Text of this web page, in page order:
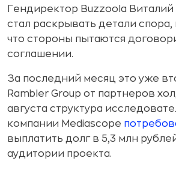
Гендиректор Buzzoola
стал раскрывать детали спора,
что стороны пытаются
соглашении.
За последний месяц это уже
Rambler Group от партнеров
августа структура
компании Mediascope
выплатить долг в 5,3 млн
аудитории проекта.